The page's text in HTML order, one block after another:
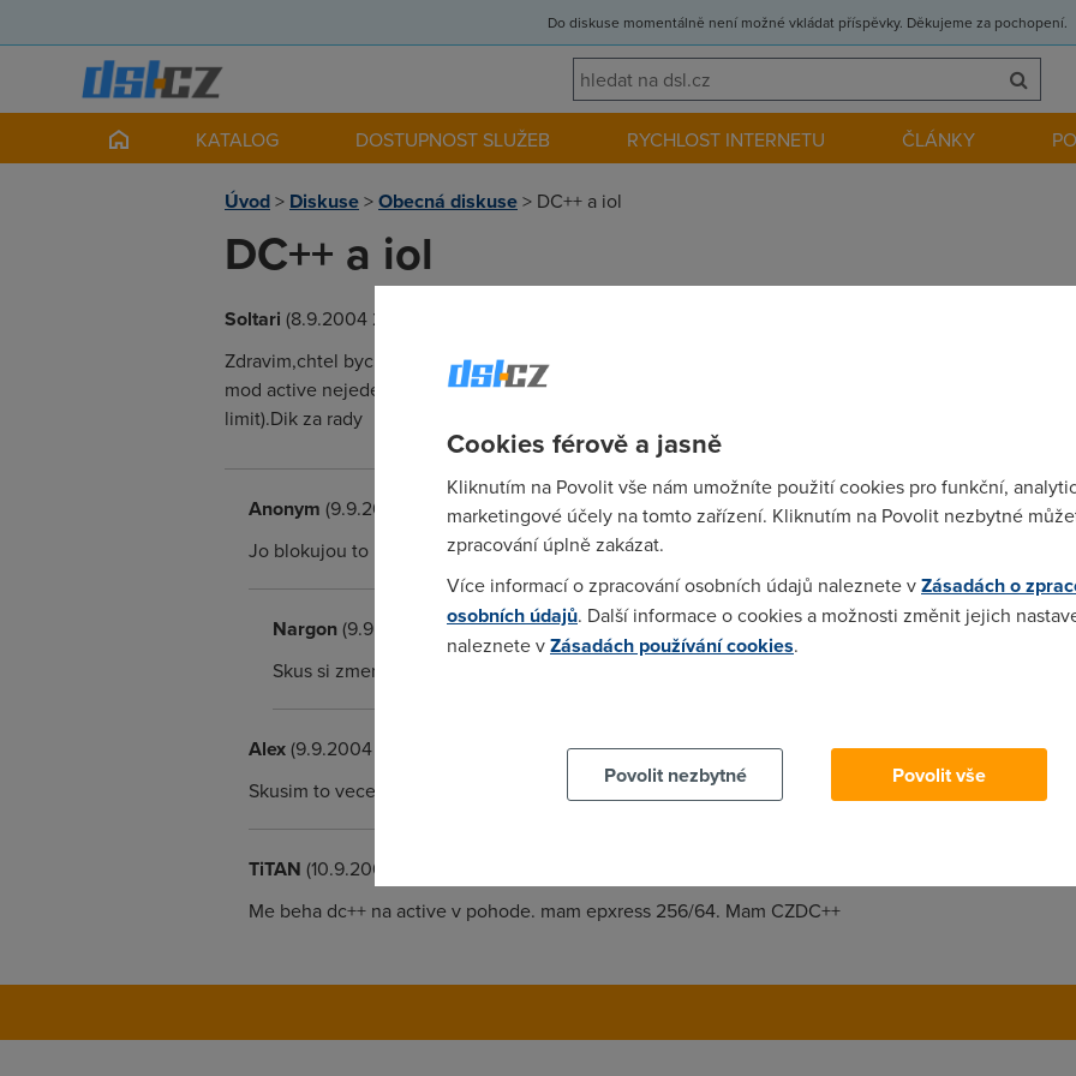
Do diskuse momentálně není možné vkládat příspěvky. Děkujeme za pochopení.
KATALOG DOSTUPNOST SLUŽEB RYCHLOST INTERNETU ČLÁNKY
Úvod> Diskuse>Obecná diskuse> DC++ a iol
DC++ a iol
Soltari (8.9.2004 22:43:12)
Zdravim,chtel bych se zeptat jestli mate nekdo podobny problem jako ja,pouzivam DC++ a jedu na
mod active nejede a muzu jet jen pres passive,zkousel jsem vypnout i firewall jestli to nebude tim,ale
limit).Dik za rady
Anonym (9.9.2004 12:02:08)
Jo blokujou to
Nargon(9.9.2004 13:01:40)
Skus si zmenit port, mozna to pomuze, ale spise ne.
Alex(9.9.2004 13:50:47)
Skusim to vecer doma a napisu jinak na DC++ taki nekdi zavitam. A aktiv mi jel u IOL naprosto v
TiTAN (10.9.2004 10:23:43)
Me beha dc++ na active v pohode. mam epxress 256/64. Mam CZDC++
Cookies férově a jasně
Kliknutím na Povolit vše nám umožníte použití cookies pro funkční,
marketingové účely na tomto zařízení. Kliknutím na Povolit nezbytné
zpracování úplně zakázat.
Více informací o zpracování osobních údajů naleznete vZásadách o
osobních údajů. Další informace o cookies a možnosti změnit jejich
naleznete vZásadách používání cookies.
Povolit nezbytné
Povolit vše